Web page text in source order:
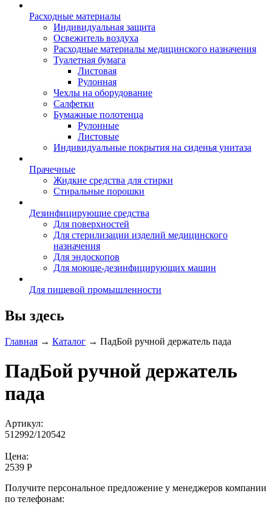
Расходные материалы
Индивидуальная защита
Освежитель воздуха
Расходные материалы медицинского назначения
Туалетная бумага
Листовая
Рулонная
Чехлы на оборудование
Салфетки
Бумажные полотенца
Рулонные
Листовые
Индивидуальные покрытия на сиденья унитаза
Прачечные
Жидкие средства для стирки
Стиральные порошки
Дезинфицирующие средства
Для поверхностей
Для стерилизации изделий медицинского
назначения
Для эндоскопов
Для моюще-дезинфицирующих машин
Для пищевой промышленности
Вы здесь
Главная → Каталог → ПадБой ручной держатель пада
ПадБой ручной держатель
пада
Артикул:
512992/120542
Цена:
2539 Р
Получите персональное предложение у менеджеров компании
по телефонам: